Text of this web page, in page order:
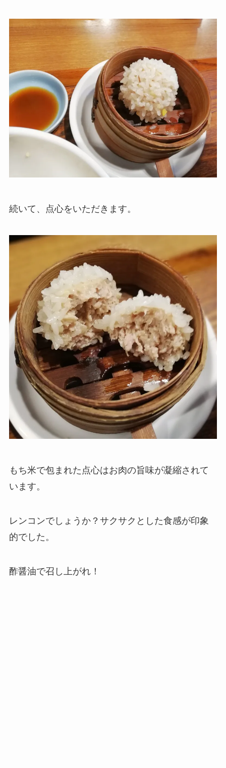
続いて、点心をいただきます。
もち米で包まれた点心はお肉の旨味が凝縮されて
います。
レンコンでしょうか？サクサクとした食感が印象
的でした。
酢醤油で召し上がれ！